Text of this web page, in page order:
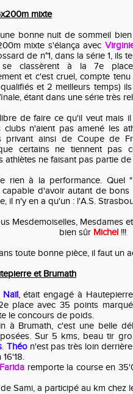
mixte
bonne nuit de sommeil
mixte s'élança avec
de n°1, dans la série 1, ils
se classèrent à la 7e
et c'est cruel, compte
et 2 meilleurs temps)
étant dans une série très
de faire ce qu'il veut mais
clubs n'aient pas amené les
privant ainsi de Coupe de
certains ne tiennent pas
athlètes ne faisant pas partie de
rien à la performance. Quel
capable d'avoir autant de
il n'y en a qu'un : l'A.S.
Mesdemoiselles, Mesdames
bien sûr Michel !!!
toute bonne pièce, il faut un
et Brumath
Naïl, était engagé à
place avec 35 points
le concours de poids.
à Brumath, c'est une belle
Sur 5 kms, beau tir
. Théo n'est pas très loin
Farida remporte la course en
Sami, a participé au km chez